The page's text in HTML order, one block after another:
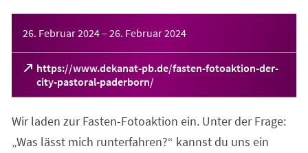
26. Februar 2024– 26. Februar 2024
https://www.dekanat-pb.de/fasten-fotoaktion-der-
city-pastoral-paderborn/
(Öffnet
in
neuen
Tab)
Wir laden zur Fasten-Fotoaktion ein. Unter der Frage:
„Was lässt mich runterfahren?“ kannst du uns ein